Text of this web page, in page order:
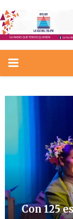
PRIMARY
Con 125